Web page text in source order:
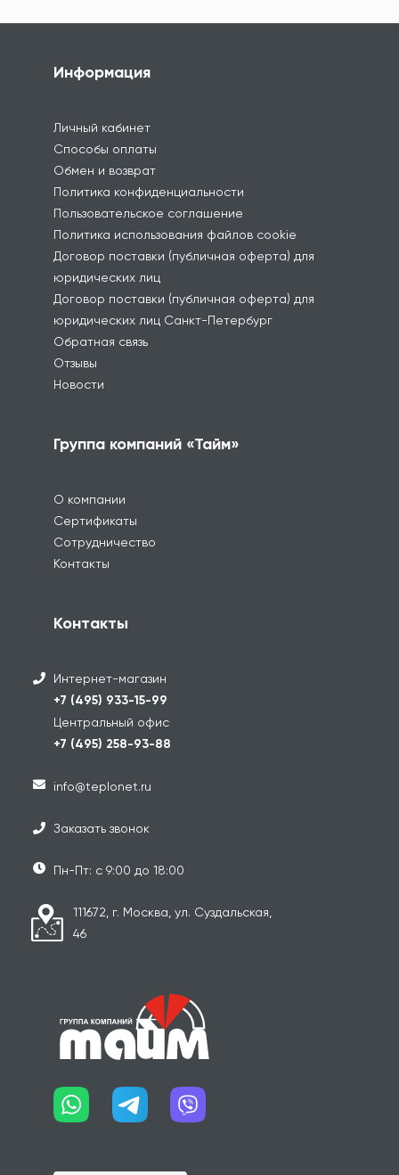
Информация
Личный кабинет
Способы оплаты
Обмен и возврат
Политика конфиденциальности
Пользовательское соглашение
Политика использования файлов cookie
Договор поставки (публичная оферта) для
юридических лиц
Договор поставки (публичная оферта) для
юридических лиц Санкт-Петербург
Обратная связь
Отзывы
Новости
Группа компаний «Тайм»
О компании
Сертификаты
Сотрудничество
Контакты
Контакты
Интернет-магазин
+7 (495) 933-15-99
Центральный офис
+7 (495) 258-93-88
info@teplonet.ru
Заказать звонок
Пн-Пт: с 9:00 до 18:00
111672, г. Москва, ул. Суздальская,
46